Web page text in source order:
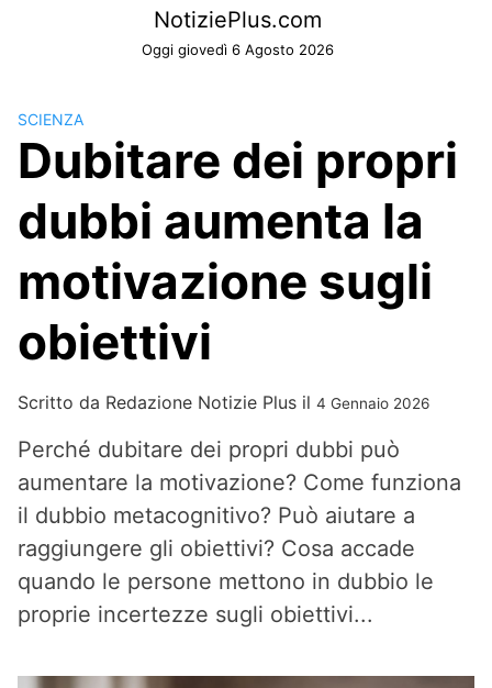
NotiziePlus.com
Oggi giovedì 6 Agosto 2026
SCIENZA
Dubitare dei propri
dubbi aumenta la
motivazione sugli
obiettivi
Scritto da Redazione Notizie Plus il 4 Gennaio 2026
Perché dubitare dei propri dubbi può
aumentare la motivazione? Come funziona
il dubbio metacognitivo? Può aiutare a
raggiungere gli obiettivi? Cosa accade
quando le persone mettono in dubbio le
proprie incertezze sugli obiettivi...